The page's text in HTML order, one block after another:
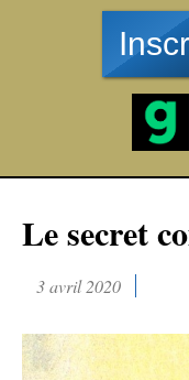
Le secret
3 avril 2020